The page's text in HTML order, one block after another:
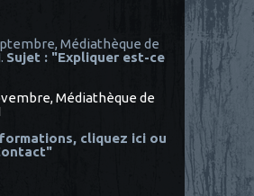
Médiathèque de
Sujet : "Expliquer est-ce
Médiathèque de
cliquez ici ou